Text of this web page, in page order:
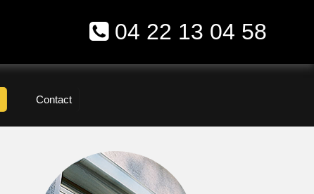
04 22 13 04 58
Contact